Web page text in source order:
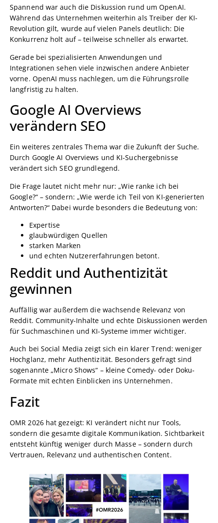
Spannend war auch die Diskussion rund um OpenAI.
Während das Unternehmen weiterhin als Treiber der KI-
Revolution gilt, wurde auf vielen Panels deutlich: Die
Konkurrenz holt auf – teilweise schneller als erwartet.
Gerade bei spezialisierten Anwendungen und
Integrationen sehen viele inzwischen andere Anbieter
vorne. OpenAI muss nachlegen, um die Führungsrolle
langfristig zu halten.
Google AI Overviews
verändern SEO
Ein weiteres zentrales Thema war die Zukunft der Suche.
Durch Google AI Overviews und KI-Suchergebnisse
verändert sich SEO grundlegend.
Die Frage lautet nicht mehr nur: „Wie ranke ich bei
Google?“ – sondern: „Wie werde ich Teil von KI-generierten
Antworten?“ Dabei wurde besonders die Bedeutung von:
Expertise
glaubwürdigen Quellen
starken Marken
und echten Nutzererfahrungen betont.
Reddit und Authentizität
gewinnen
Auffällig war außerdem die wachsende Relevanz von
Reddit. Community-Inhalte und echte Diskussionen werden
für Suchmaschinen und KI-Systeme immer wichtiger.
Auch bei Social Media zeigt sich ein klarer Trend: weniger
Hochglanz, mehr Authentizität. Besonders gefragt sind
sogenannte „Micro Shows“ – kleine Comedy- oder Doku-
Formate mit echten Einblicken ins Unternehmen.
Fazit
OMR 2026 hat gezeigt: KI verändert nicht nur Tools,
sondern die gesamte digitale Kommunikation. Sichtbarkeit
entsteht künftig weniger durch Masse – sondern durch
Vertrauen, Relevanz und authentischen Content.